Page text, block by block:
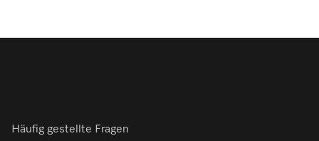
Häufig gestellte Fragen